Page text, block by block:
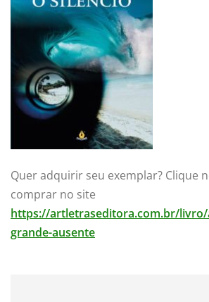
Quer adquirir seu exemplar? Clique
comprar no site
https://artletraseditora.com.br/
grande-ausente